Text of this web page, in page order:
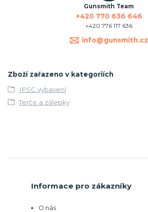
Gunsmith Team
+420 770 636 646
+420 776 117 636
info@gunsmith.cz
Zboží zařazeno v kategoriích
IPSC vybavení
Terče a zálepky
Informace pro zákazníky
O nás